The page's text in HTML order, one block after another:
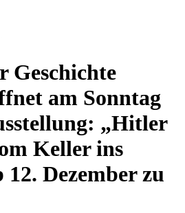
Geschichte
am Sonntag
„Hitler
Keller ins
Dezember zu